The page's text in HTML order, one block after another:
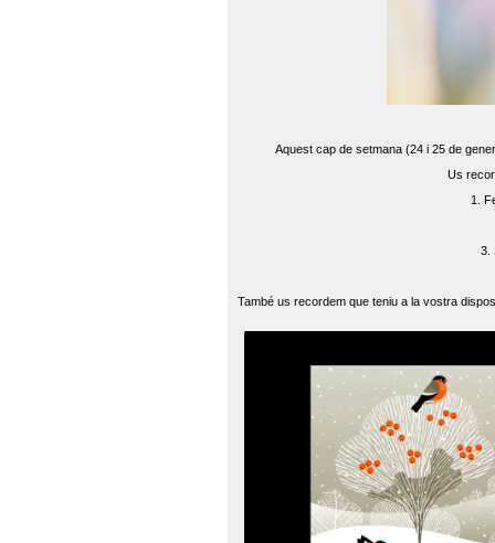
Aquest cap de setmana (24 i 25 de
Us
1.
3.
També us recordem que teniu a la vostra